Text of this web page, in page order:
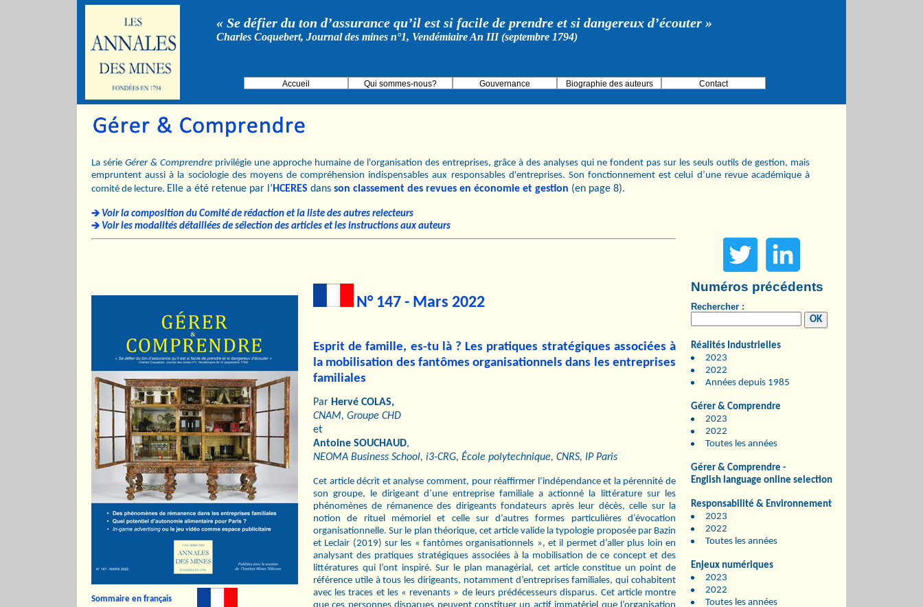
« Se défier du ton d’assurance qu’il est si facile de prendre et si dangereux d’écouter »
Charles Coquebert, Journal des mines n°1, Vendémiaire An III (septembre 1794)
Accueil Qui sommes-nous? Gouvernance Biographie des auteurs Contact
La série Gérer & Comprendre privilégie une approche humaine de l'organisation des entreprises, grâce à des analyses qui ne fondent pas sur les seuls outils de gestion, mais
empruntent aussi à la sociologie des moyens de compréhension indispensables aux responsables d'entreprises. Son fonctionnement est celui d’une revue académique à
comité de lecture. Elle a été retenue par l’ HCERES dans son classement des revues en économie et gestion (en page 8).
Voir la composition du Comité de rédaction et la liste des autres relecteurs
Voir les modalités détaillées de sélection des articles et les instructions aux auteurs
Numéros précédents
Rechercher :
Réalités Industrielles
2023
2022
Années depuis 1985
Gérer & Comprendre
2023
2022
Toutes les années
Gérer & Comprendre -
English language online selection
Responsabilité & Environnement
2023
2022
Toutes les années
Enjeux numériques
2023
2022
Toutes les années
Sommaire en français
N° 147 - Mars 2022
Esprit de famille, es-tu là ? Les pratiques stratégiques associées à
la mobilisation des fantômes organisationnels dans les entreprises
familiales
Par Hervé COLAS,
CNAM, Groupe CHD
et
Antoine SOUCHAUD,
NEOMA Business School, i3-CRG, École polytechnique, CNRS, IP Paris
Cet article décrit et analyse comment, pour réaffirmer l’indépendance et la pérennité de
son groupe, le dirigeant d’une entreprise familiale a actionné la littérature sur les
phénomènes de rémanence des dirigeants fondateurs après leur décès, celle sur la
notion de rituel mémoriel et celle sur d’autres formes particulières d’évocation
organisationnelle. Sur le plan théorique, cet article valide la typologie proposée par Bazin
et Leclair (2019) sur les « fantômes organisationnels », et il permet d’aller plus loin en
analysant des pratiques stratégiques associées à la mobilisation de ce concept et des
littératures qui l’ont inspiré. Sur le plan managérial, cet article constitue un point de
référence utile à tous les dirigeants, notamment d’entreprises familiales, qui cohabitent
avec les traces et les « revenants » de leurs prédécesseurs disparus. Cet article montre
que ces personnes disparues peuvent constituer un actif immatériel que l’organisation